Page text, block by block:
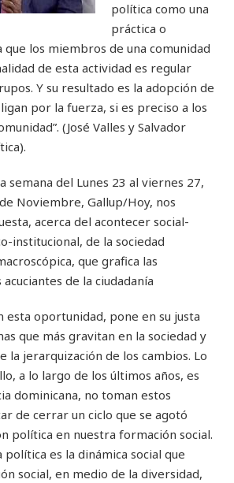
política como una
práctica o
que los miembros de una comunidad
de esta actividad es regular
Y su resultado es la adopción de
por la fuerza, si es preciso a los
(José Valles y Salvador
semana del Lunes 23 al viernes 27,
Noviembre, Gallup/Hoy, nos
acerca del acontecer social-
institucional, de la sociedad
que grafica las
de la ciudadanía
esta oportunidad, pone en su justa
que más gravitan en la sociedad y
la jerarquización de los cambios. Lo
a lo largo de los últimos años, es
dominicana, no toman estos
de cerrar un ciclo que se agotó
política en nuestra formación social.
política es la dinámica social que
social, en medio de la diversidad,